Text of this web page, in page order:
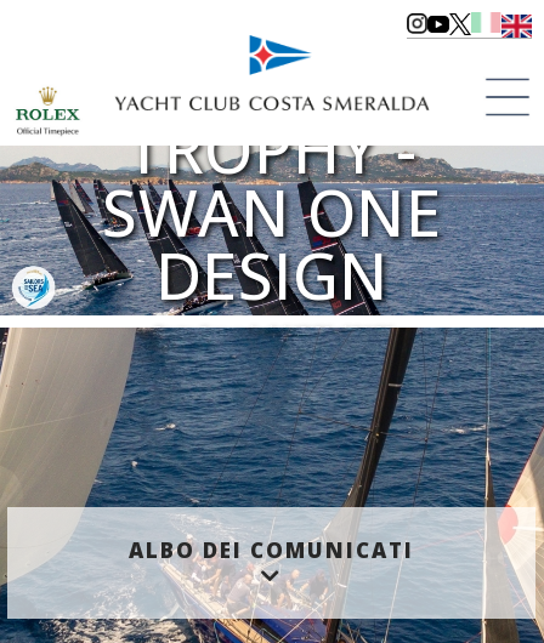
THE NATIONS
TROPHY -
SWAN ONE
DESIGN
Porto Cervo | dal 19/06 al 24/06
>Le Regate>Regate 2023
ALBO DEI COMUNICATI